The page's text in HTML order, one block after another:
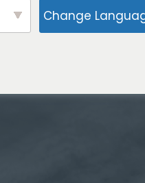
Change